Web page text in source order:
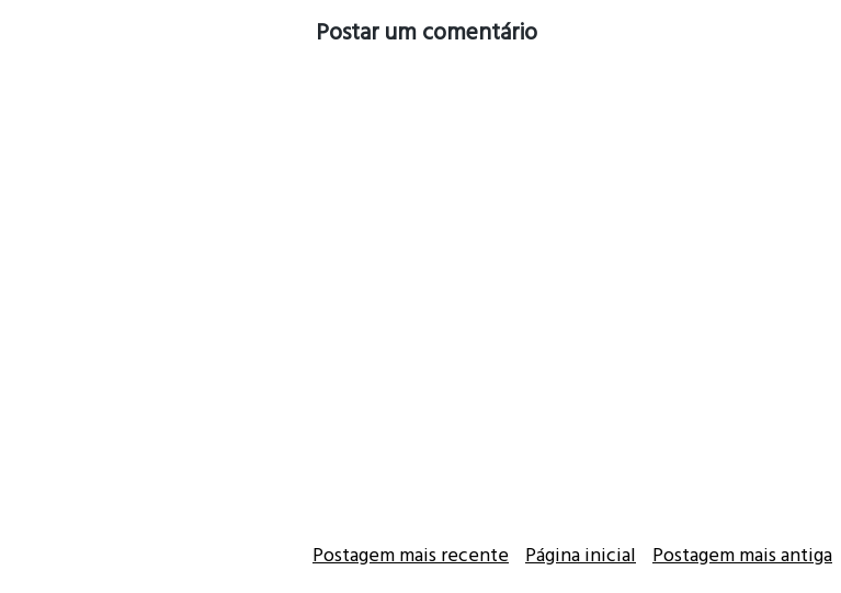
Postar um comentário
Postagem mais recente Postagem mais antiga
Página inicial